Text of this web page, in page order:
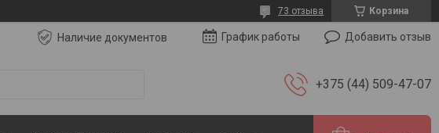
Корзина
73 отзыва
Наличие документов График работы Добавить отзыв
+375 (44) 509-47-07